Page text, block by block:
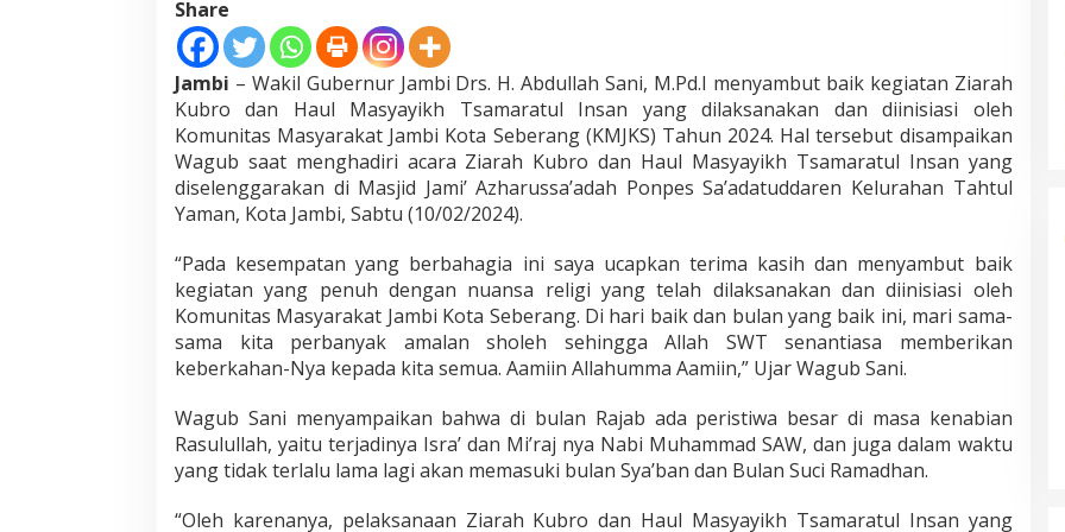
a
n
H
l
M
a
s
y
i
k
h
s
m
a
r
Share
Jambi – Wakil Gubernur Jambi Drs. H. Abdullah Sani, M.Pd.I menyambut baik kegiatan Ziarah
Kubro dan Haul Masyayikh Tsamaratul Insan yang dilaksanakan dan diinisiasi oleh
Komunitas Masyarakat Jambi Kota Seberang (KMJKS) Tahun 2024. Hal tersebut disampaikan
Wagub saat menghadiri acara Ziarah Kubro dan Haul Masyayikh Tsamaratul Insan yang
diselenggarakan di Masjid Jami’ Azharussa’adah Ponpes Sa’adatuddaren Kelurahan Tahtul
Yaman, Kota Jambi, Sabtu (10/02/2024).
“Pada kesempatan yang berbahagia ini saya ucapkan terima kasih dan menyambut baik
kegiatan yang penuh dengan nuansa religi yang telah dilaksanakan dan diinisiasi oleh
Komunitas Masyarakat Jambi Kota Seberang. Di hari baik dan bulan yang baik ini, mari sama-
sama kita perbanyak amalan sholeh sehingga Allah SWT senantiasa memberikan
keberkahan-Nya kepada kita semua. Aamiin Allahumma Aamiin,” Ujar Wagub Sani.
Wagub Sani menyampaikan bahwa di bulan Rajab ada peristiwa besar di masa kenabian
Rasulullah, yaitu terjadinya Isra’ dan Mi’raj nya Nabi Muhammad SAW, dan juga dalam waktu
yang tidak terlalu lama lagi akan memasuki bulan Sya’ban dan Bulan Suci Ramadhan.
“Oleh karenanya, pelaksanaan Ziarah Kubro dan Haul Masyayikh Tsamaratul Insan yang
Masyarakat Dusun Daya Murni
Kompak Dukungan Jumiwan Aguza